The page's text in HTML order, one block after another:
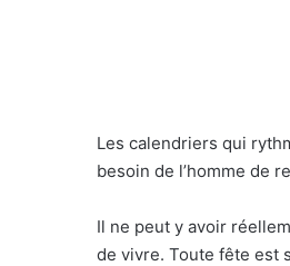
Les calendriers qui
besoin de l’homme de
Il ne peut y avoir
de vivre. Toute fête est